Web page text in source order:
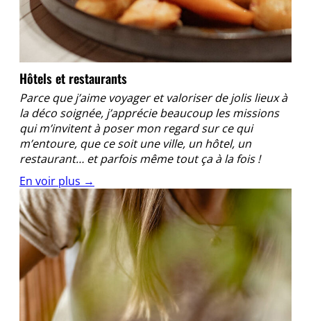
Hôtels et restaurants
Parce que j’aime voyager et valoriser de jolis lieux à
la déco soignée, j’apprécie beaucoup les missions
qui m’invitent à poser mon regard sur ce qui
m’entoure, que ce soit une ville, un hôtel, un
restaurant… et parfois même tout ça à la fois !
En voir plus →